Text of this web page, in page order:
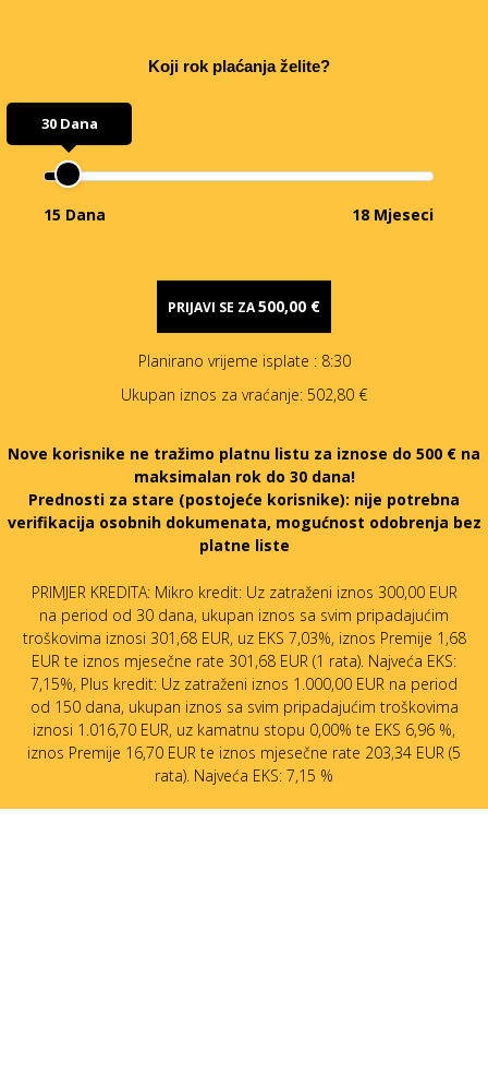
Koji rok plaćanja želite?
30 Dana
15 Dana 18 Mjeseci
PRIJAVI SE ZA500,00 €
Planirano vrijeme isplate : 8:30
Ukupan iznos za vraćanje: 502,80 €
Nove korisnike ne tražimo platnu listu za iznose do 500 € na
maksimalan rok do 30 dana!
Prednosti za stare (postojeće korisnike): nije potrebna
verifikacija osobnih dokumenata, mogućnost odobrenja bez
platne liste
PRIMJER KREDITA: Mikro kredit: Uz zatraženi iznos 300,00 EUR
na period od 30 dana, ukupan iznos sa svim pripadajućim
troškovima iznosi 301,68 EUR, uz EKS 7,03%, iznos Premije 1,68
EUR te iznos mjesečne rate 301,68 EUR (1 rata). Najveća EKS:
7,15%, Plus kredit: Uz zatraženi iznos 1.000,00 EUR na period
od 150 dana, ukupan iznos sa svim pripadajućim troškovima
iznosi 1.016,70 EUR, uz kamatnu stopu 0,00% te EKS 6,96 %,
iznos Premije 16,70 EUR te iznos mjesečne rate 203,34 EUR (5
rata). Najveća EKS: 7,15 %